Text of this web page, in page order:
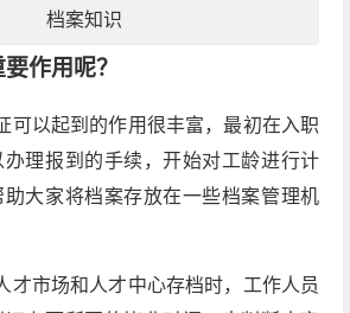
档案知识
作用呢？
可以起到的作用很丰富，最初在入职
理报到的手续，开始对工龄进行计
大家将档案存放在一些档案管理机
才市场和人才中心存档时，工作人员